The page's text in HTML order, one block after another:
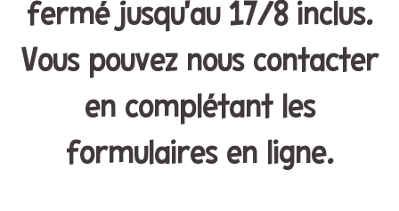
fermé jusqu'au 17/8 inclus.
Vous pouvez nous contacter
en complétant les
formulaires en ligne.